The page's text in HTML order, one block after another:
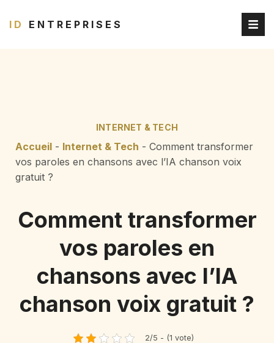
ID ENTREPRISES
INTERNET & TECH
Accueil - Internet & Tech - Comment transformer
vos paroles en chansons avec l’IA chanson voix
gratuit ?
Comment transformer
vos paroles en
chansons avec l’IA
chanson voix gratuit ?
2/5 - (1 vote)